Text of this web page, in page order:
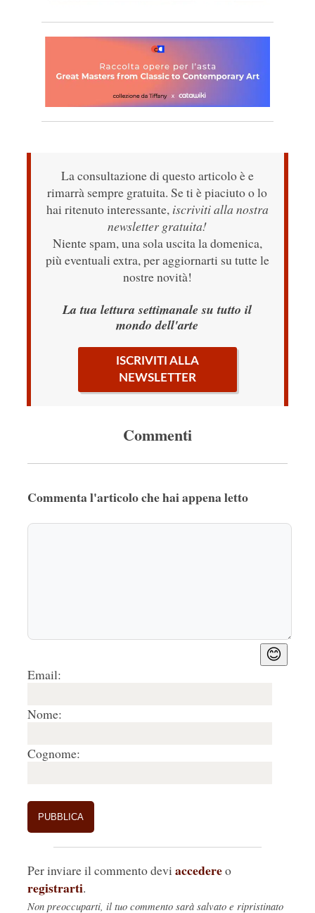
La consultazione di questo articolo è e
rimarrà sempre gratuita. Se ti è piaciuto o lo
hai ritenuto interessante, iscriviti alla nostra
newsletter gratuita!
Niente spam, una sola uscita la domenica,
più eventuali extra, per aggiornarti su tutte le
nostre novità!
La tua lettura settimanale su tutto il
mondo dell'arte
ISCRIVITI ALLA
NEWSLETTER
Commenti
Commenta l'articolo che hai appena letto
😊
Email:
Nome:
Cognome:
Per inviare il commento devi accedereo
registrarti.
Non preoccuparti, il tuo commento sarà salvato e ripristinato